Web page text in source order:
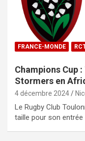
FRANCE-MONDE
Champions Cup
Stormers en
4 décembre 2024
Le Rugby Club
taille pour son entrée